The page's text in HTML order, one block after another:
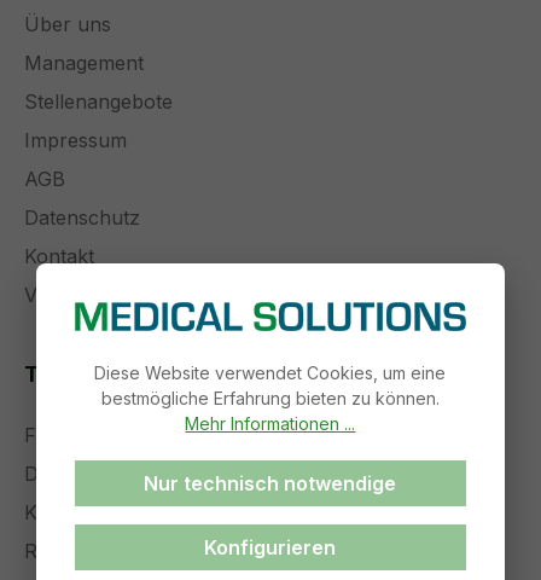
Über uns
Management
Stellenangebote
Impressum
AGB
Datenschutz
Kontakt
Versand und Zahlung
Themenseiten
Forschung und Entwicklung
Die Zukunft der Medizintechnik
Komplettservice
Referenzen
Diese Website verwendet Cookies, um eine
bestmögliche Erfahrung bieten zu können.
Mehr Informationen ...
Nur technisch notwendige
Konfigurieren